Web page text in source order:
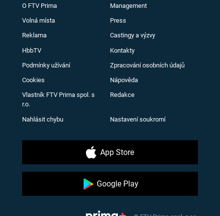
O FTV Prima Management
Volná místa Press
Reklama Castingy a výzvy
HbbTV Kontakty
Podmínky užívání Zpracování osobních údajů
Cookies Nápověda
Vlastník FTV Prima spol. s
r.o.
Redakce
Nahlásit chybu Nastavení soukromí
App Store
Google Play